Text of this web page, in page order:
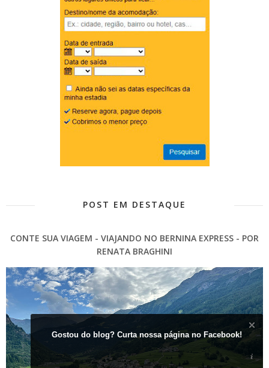
POST EM DESTAQUE
CONTE SUA VIAGEM - VIAJANDO NO BERNINA EXPRESS - POR
RENATA BRAGHINI
Gostou do blog? Curta nossa página no Facebook!